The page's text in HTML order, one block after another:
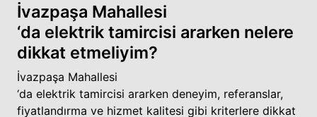
İvazpaşa Mahallesi
‘da elektrik tamircisi ararken nelere
dikkat etmeliyim?
İvazpaşa Mahallesi
‘da elektrik tamircisi ararken deneyim, referanslar,
fiyatlandırma ve hizmet kalitesi gibi kriterlere dikkat